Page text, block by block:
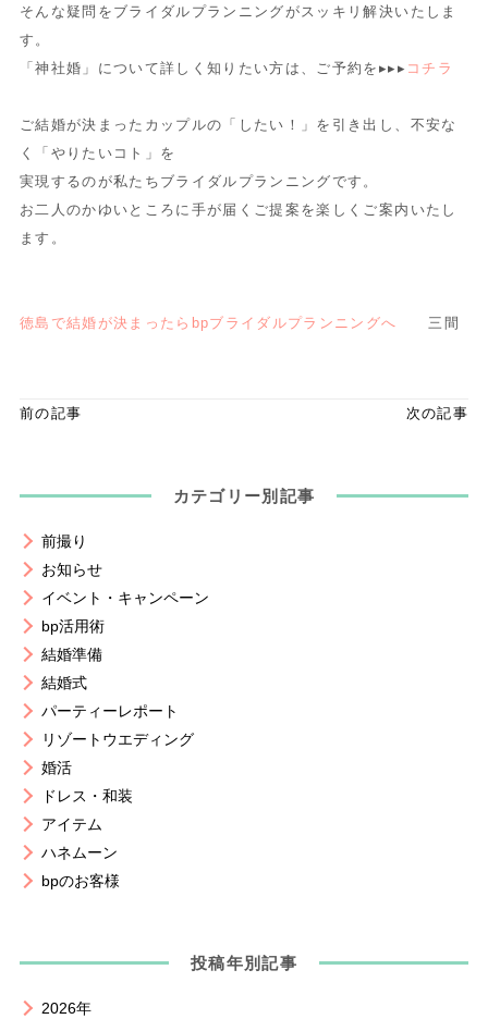
そんな疑問をブライダルプランニングがスッキリ解決いたしま
す。
「神社婚」について詳しく知りたい方は、ご予約を▸▸▸ コチラ
ご結婚が決まったカップルの「したい！」を引き出し、不安な
く「やりたいコト」を
実現するのが私たちブライダルプランニングです。
お二人のかゆいところに手が届くご提案を楽しくご案内いたし
ます。
徳島で結婚が決まったらbpブライダルプランニングへ 三間
前の記事 次の記事
カテゴリー別記事
前撮り
お知らせ
イベント・キャンペーン
bp活用術
結婚準備
結婚式
パーティーレポート
リゾートウエディング
婚活
ドレス・和装
アイテム
ハネムーン
bpのお客様
投稿年別記事
2026年